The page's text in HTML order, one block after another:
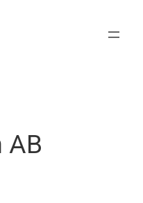
AB